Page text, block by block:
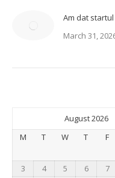
Am dat
March 31,
August 2026
M
T W T F
3
4 5 6 7